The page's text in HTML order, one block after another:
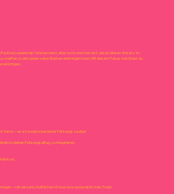
Leadership“ interessierst, aber noch unsicher bist, wie du diesen Ansatz im
in dem jeder seine Stärken einbringen kann. Mit diesem Fokus möchtest du
bringen.
Terror – es ist evidenzbasierter Führungszauber!
in deinen Führungsalltag zu integrieren.
ist,
– mit wissenschaftlichem Know-how und praktischen Tools!